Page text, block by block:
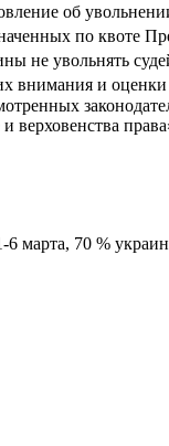
об
по квоте
не увольнять
внимания и
верховенства
6 марта, 70 %